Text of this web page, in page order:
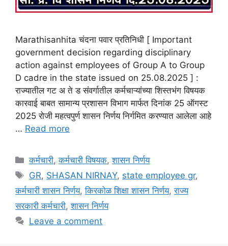
Marathisanhita चंदना पवार प्रतिनिधी [ Important
government decision regarding disciplinary
action against employees of Group A to Group
D cadre in the state issued on 25.08.2025 ] :
राज्यातील गट अ ते ड संवर्गातील कर्मचाऱ्यांच्या शिस्तभंग विषयक
कारवाई बाबत सामान्‍य प्रशासन विभाग मार्फत दिनांक 25 ऑगस्ट
2025 रोजी महत्वपुर्ण शासन निर्णय निर्गमित करण्यात आलेला आहे
… Read more
Categories
कर्मचारी,कर्मचारी विषयक,शासन निर्णय
Tags
GR, SHASAN NIRNAY, state employee gr,
कर्मचारी शासन निर्णय,किरकोळ शिक्षा शासन निर्णय,राज्य
सरकारी कर्मचारी,शासन निर्णय
Leave a comment